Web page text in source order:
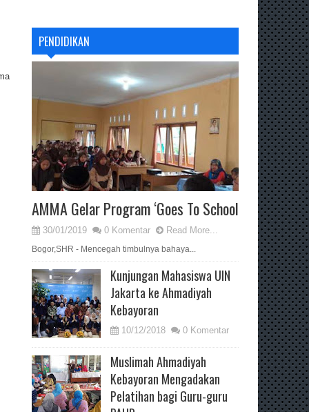
PENDIDIKAN
AMMA Gelar Program ‘Goes To School
30/01/2019 0 Komentar Read More...
Bogor,SHR - Mencegah timbulnya bahaya...
Kunjungan Mahasiswa UIN
Jakarta ke Ahmadiyah
Kebayoran
10/12/2018 0 Komentar
Muslimah Ahmadiyah
Kebayoran Mengadakan
Pelatihan bagi Guru-guru